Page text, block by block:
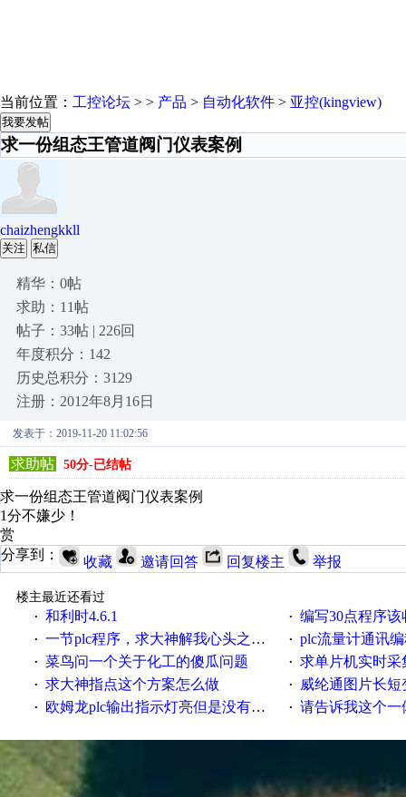
当前位置： 工控论坛 > > 产品 > 自动化软件 > 亚控(kingview)
我要发帖
求一份组态王管道阀门仪表案例
chaizhengkkll
关注 私信
精华：0帖
求助：11帖
帖子：33帖 | 226回
年度积分：142
历史总积分：3129
注册：2012年8月16日
发表于：2019-11-20 11:02:56
求助帖 50分-已结帖
求一份组态王管道阀门仪表案例
1分不嫌少！
赏
分享到：
收藏 邀请回答 回复楼主 举报
楼主最近还看过
· 和利时4.6.1 · 编写30点程序
· 一节plc程序，求大神解我心头之惑，感谢 · plc流量计通讯
· 菜鸟问一个关于化工的傻瓜问题 · 求单片机实时采集多路AB
· 求大神指点这个方案怎么做 · 威纶通图片长
· 欧姆龙plc输出指示灯亮但是没有输出电压 · 请告诉我这个一体机的